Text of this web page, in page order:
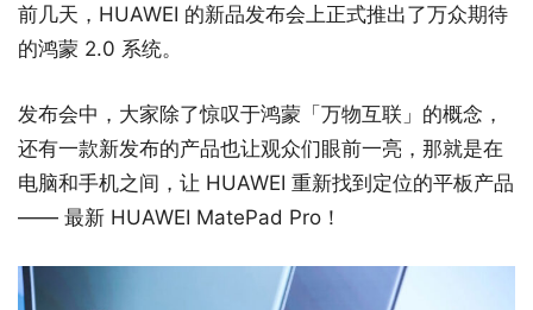
前几天，HUAWEI 的新品发布会上正式推出了万众期待
的鸿蒙 2.0 系统。
发布会中，大家除了惊叹于鸿蒙「万物互联」的概念，
还有一款新发布的产品也让观众们眼前一亮，那就是在
电脑和手机之间，让 HUAWEI 重新找到定位的平板产品
—— 最新 HUAWEI MatePad Pro！